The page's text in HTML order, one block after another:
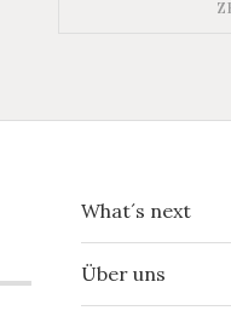
What´s next
Über uns